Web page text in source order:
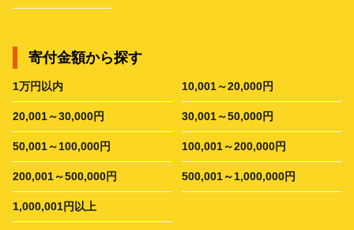
寄付金額から探す
1万円以内 10,001～20,000円
20,001～30,000円 30,001～50,000円
50,001～100,000円 100,001～200,000円
200,001～500,000円 500,001～1,000,000円
1,000,001円以上